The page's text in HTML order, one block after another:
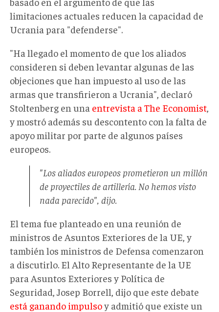
limitaciones actuales reducen la capacidad de
Ucrania para "defenderse".
"Ha llegado el momento de que los aliados
consideren si deben levantar algunas de las
objeciones que han impuesto al uso de las
armas que transfirieron a Ucrania", declaró
Stoltenberg en una entrevista a The Economist
y mostró además su descontento con la falta de
apoyo militar por parte de algunos países
europeos.
"Los aliados europeos prometieron un millón
de proyectiles de artillería. No hemos visto
nada parecido", dijo.
El tema fue planteado en una reunión de
ministros de Asuntos Exteriores de la UE, y
también los ministros de Defensa comenzaron
a discutirlo. El Alto Representante de la UE
para Asuntos Exteriores y Política de
Seguridad, Josep Borrell, dijo que este debate
está ganando impulsoy admitió que existe un